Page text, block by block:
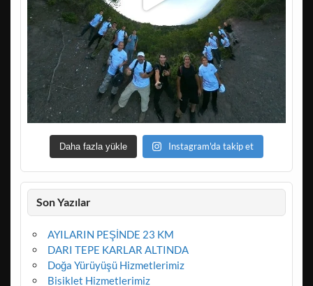
Daha fazla yükle Instagram'da takip et
Son Yazılar
AYILARIN PEŞİNDE 23 KM
DARI TEPE KARLAR ALTINDA
Doğa Yürüyüşü Hizmetlerimiz
Bisiklet Hizmetlerimiz